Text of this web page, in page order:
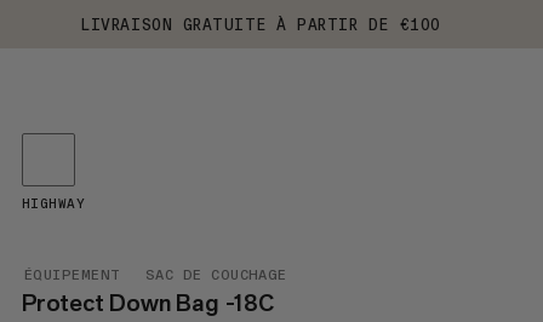
LIVRAISON GRATUITE À PARTIR DE €100
ÉQUIPEMENT SAC DE COUCHAGE
Protect Down Bag -18C
HIGHWAY